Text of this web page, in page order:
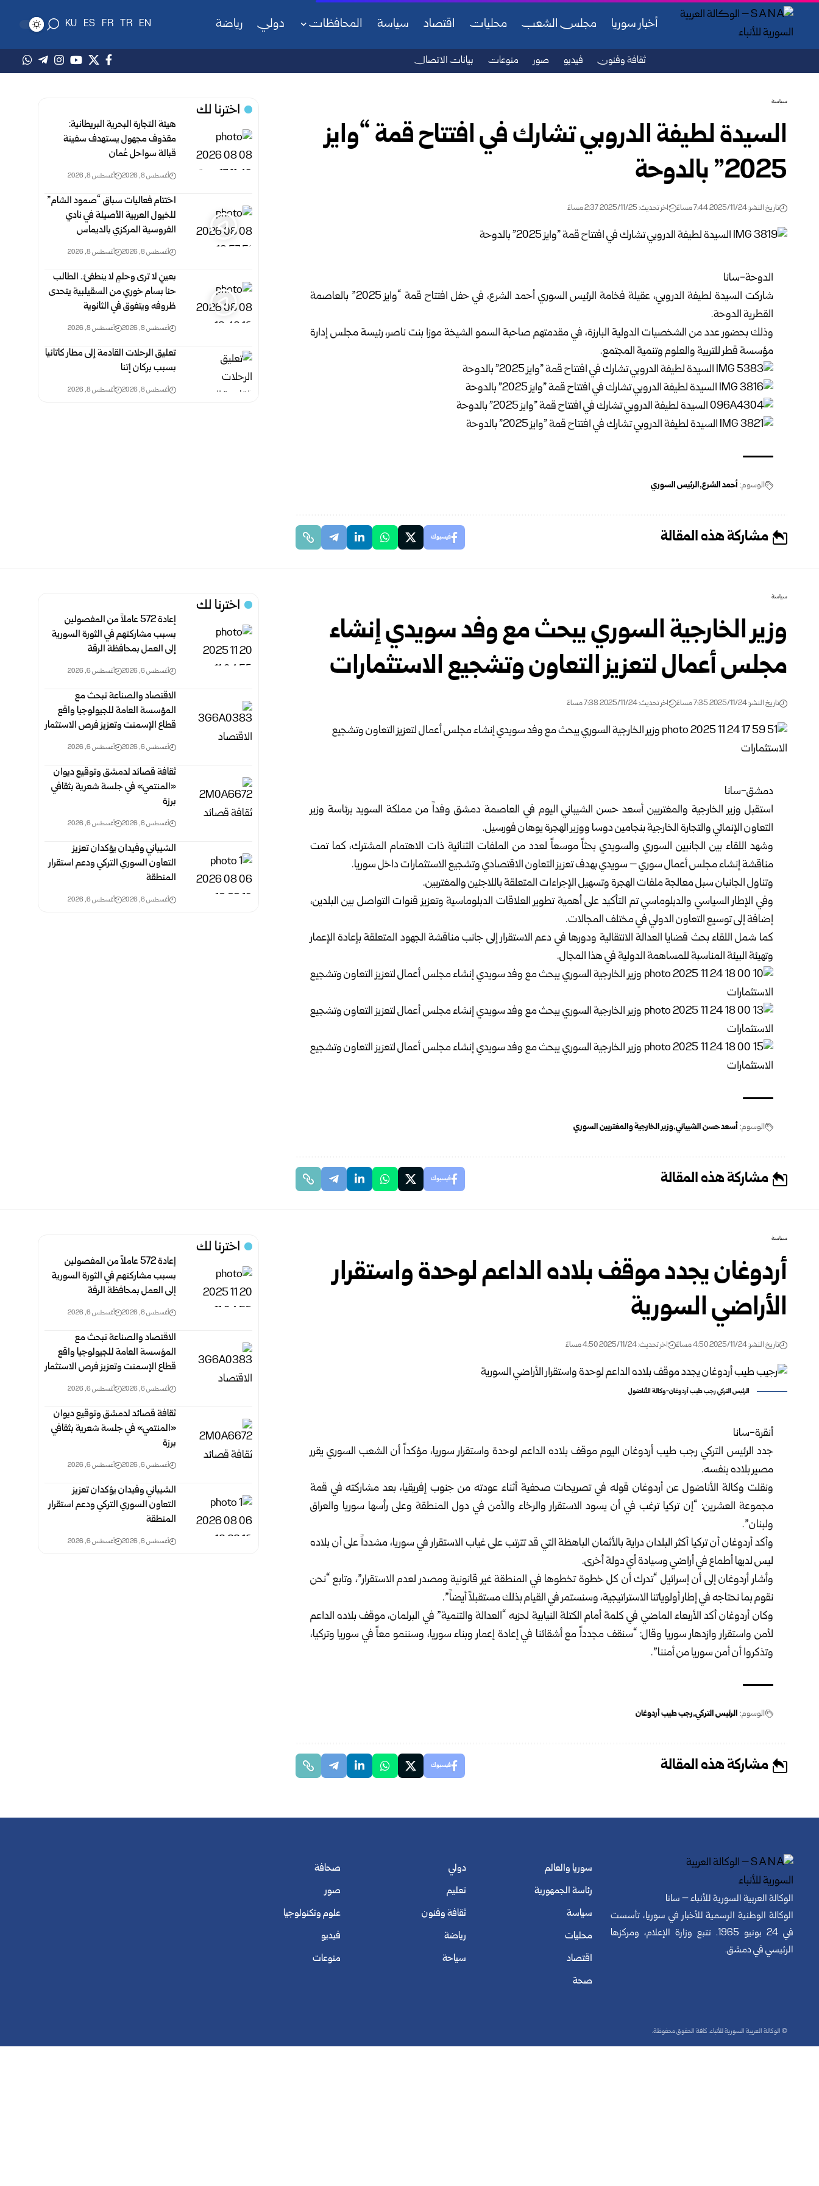
أخبار سوريا مجلس الشعب محليات اقتصاد سياسة المحافظات دولي رياضة EN
TR
FR
ES
KU
ثقافة وفنون فيديو صور منوعات بيانات الاتصال
سياسة
السيدة لطيفة الدروبي تشارك في افتتاح قمة “وايز
2025” بالدوحة
تاريخ النشر: 2025/11/24 7:44 مساءً اخر تحديث: 2025/11/25 2:37 مساءً
الدوحة-سانا
شاركت السيدة لطيفة الدروبي، عقيلة فخامةالرئيس السوري أحمد الشرع
، في حفل افتتاح قمة “وايز 2025” بالعاصمة
القطرية الدوحة.
وذلك بحضور عدد من الشخصيات الدولية البارزة، في مقدمتهم صاحبة السمو الشيخة موزا بنت ناصر، رئيسة مجلس إدارة
مؤسسة قطر للتربية والعلوم وتنمية المجتمع.
الوسوم: أحمد الشرع الرئيس السوري
مشاركة هذه المقالة فيسبوك
اخترنا لك
هيئة التجارة البحرية البريطانية:
مقذوف مجهول يستهدف سفينة
قبالة سواحل عُمان
أغسطس 8, 2026 أغسطس 8, 2026
اختتام فعاليات سباق “صمود الشام”
للخيول العربية الأصيلة في نادي
الفروسية المركزي بالديماس
أغسطس 8, 2026 أغسطس 8, 2026
بعينٍ لا ترى وحلمٍ لا ينطفئ.. الطالب
حنا بسام خوري من السقيلبية يتحدى
ظروفه ويتفوق في الثانوية
أغسطس 8, 2026 أغسطس 8, 2026
تعليق الرحلات القادمة إلى مطار كاتانيا
بسبب بركان إتنا
أغسطس 8, 2026 أغسطس 8, 2026
سياسة
وزير الخارجية السوري يبحث مع وفد سويدي إنشاء
مجلس أعمال لتعزيز التعاون وتشجيع الاستثمارات
تاريخ النشر: 2025/11/24 7:35 مساءً اخر تحديث: 2025/11/24 7:38 مساءً
دمشق-سانا
استقبل وزير الخارجية والمغتربين أسعد حسن الشيباني اليوم في العاصمة دمشق وفداً من مملكة السويد برئاسة وزير
التعاون الإنمائي والتجارة الخارجية بنجامين دوسا ووزير الهجرة يوهان فورسيل.
وشهد اللقاء بين الجانبين السوري والسويدي بحثاً موسعاً لعدد من الملفات الثنائية ذات الاهتمام المشترك، كما تمت
مناقشة إنشاء مجلس أعمال سوري – سويدي بهدف تعزيز التعاون الاقتصادي وتشجيع الاستثمارات داخل سوريا.
وتناول الجانبان سبل معالجة ملفات الهجرة وتسهيل الإجراءات المتعلقة باللاجئين والمغتربين.
وفي الإطار السياسي والدبلوماسي تم التأكيد على أهمية تطوير العلاقات الدبلوماسية وتعزيز قنوات التواصل بين البلدين،
إضافة إلى توسيع التعاون الدولي في مختلف المجالات.
كما شمل اللقاء بحث قضايا العدالة الانتقالية ودورها في دعم الاستقرار إلى جانب مناقشة الجهود المتعلقة بإعادة الإعمار
وتهيئة البيئة المناسبة للمساهمة الدولية في هذا المجال.
الوسوم: أسعد حسن الشيباني وزير الخارجية والمغتربين السوري
مشاركة هذه المقالة فيسبوك
اخترنا لك
إعادة 572 عاملاً من المفصولين
بسبب مشاركتهم في الثورة السورية
إلى العمل ‏بمحافظة الرقة
أغسطس 6, 2026 أغسطس 6, 2026
الاقتصاد والصناعة تبحث مع
المؤسسة العامة للجيولوجيا واقع
قطاع الإسمنت وتعزيز فرص الاستثمار
أغسطس 6, 2026 أغسطس 6, 2026
ثقافة قصائد لدمشق وتوقيع ديوان
«المنتمي» في جلسة شعرية بثقافي
برزة
أغسطس 6, 2026 أغسطس 6, 2026
الشيباني وفيدان يؤكدان تعزيز
التعاون السوري التركي ودعم استقرار
المنطقة
أغسطس 6, 2026 أغسطس 6, 2026
سياسة
أردوغان يجدد موقف بلاده الداعم لوحدة واستقرار
الأراضي السورية
تاريخ النشر: 2025/11/24 4:50 مساءً اخر تحديث: 2025/11/24 4:50 مساءً
الرئيس التركي رجب طيب أردوغان-وكالة الأناضول
أنقرة-سانا
جدد الرئيس التركيرجب طيب أردوغان اليوم موقف بلاده الداعم لوحدة واستقرار سوريا، مؤكداً أن الشعب السوري يقرر
مصير بلاده بنفسه.
ونقلت وكالة الأناضول عن أردوغان قوله في تصريحات صحفية أثناء عودته من جنوب إفريقيا، بعد مشاركته في قمة
مجموعة العشرين: “إن تركيا ترغب في أن يسود الاستقرار والرخاء والأمن في دول المنطقة وعلى رأسها سوريا والعراق
ولبنان”.
وأكد أردوغان أن تركيا أكثر البلدان دراية بالأثمان الباهظة التي قد تترتب على غياب الاستقرار في سوريا، مشدداً على أن بلاده
ليس لديها أطماع في أراضي وسيادة أي دولة أخرى.
وأشار أردوغان إلى أن إسرائيل “تدرك أن كل خطوة تخطوها في المنطقة غير قانونية ومصدر لعدم الاستقرار”، وتابع “نحن
نقوم بما نحتاجه في إطار أولوياتنا الاستراتيجية، وسنستمر في القيام بذلك مستقبلاً أيضاً”.
وكان أردوغان أكد الأربعاء الماضي في كلمة أمام الكتلة النيابية لحزبه “العدالة والتنمية” في البرلمان، موقف بلاده الداعم
لأمن واستقرار وازدهار سوريا وقال: “سنقف مجدداً مع أشقائنا في إعادة إعمار وبناء سوريا، وسننمو معاً في سوريا وتركيا،
وتذكروا أن أمن سوريا من أمننا”.
الوسوم: الرئيس التركي رجب طيب أردوغان
مشاركة هذه المقالة فيسبوك
اخترنا لك
إعادة 572 عاملاً من المفصولين
بسبب مشاركتهم في الثورة السورية
إلى العمل ‏بمحافظة الرقة
أغسطس 6, 2026 أغسطس 6, 2026
الاقتصاد والصناعة تبحث مع
المؤسسة العامة للجيولوجيا واقع
قطاع الإسمنت وتعزيز فرص الاستثمار
أغسطس 6, 2026 أغسطس 6, 2026
ثقافة قصائد لدمشق وتوقيع ديوان
«المنتمي» في جلسة شعرية بثقافي
برزة
أغسطس 6, 2026 أغسطس 6, 2026
الشيباني وفيدان يؤكدان تعزيز
التعاون السوري التركي ودعم استقرار
المنطقة
أغسطس 6, 2026 أغسطس 6, 2026
الوكالة العربية السورية للأنباء – سانا
الوكالة الوطنية الرسمية للأخبار في سوريا، تأسست
في 24 يونيو 1965. تتبع وزارة الإعلام، ومركزها
الرئيسي في دمشق.
سوريا والعالم
رئاسة الجمهورية
سياسة
محليات
اقتصاد
صحة
دولي
تعليم
ثقافة وفنون
رياضة
سياحة
صحافة
صور
علوم وتكنولوجيا
فيديو
منوعات
© الوكالة العربية السورية للأنباء. كافة الحقوق محفوظة.